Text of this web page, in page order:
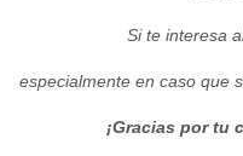
Si te interesa
especialmente en caso que
¡Gracias por tu